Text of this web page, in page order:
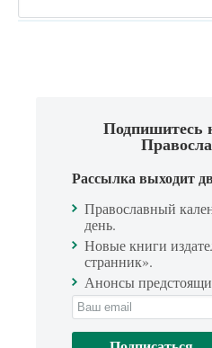
Подпишитесь
Рассылка выходит
Православный
день.
Новые книги
странник».
Анонсы